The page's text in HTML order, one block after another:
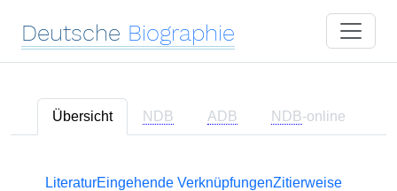
Deutsche Biographie
Übersicht NDB ADB NDB-online
LiteraturEingehende VerknüpfungenZitierweise